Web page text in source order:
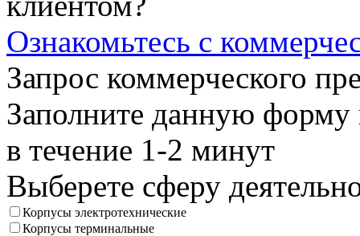
Ознакомьтесь с
Запрос коммерческого
Заполните данную
в течение 1-2 минут
Выберете сферу
Корпусы электротехнические
Корпусы терминальные